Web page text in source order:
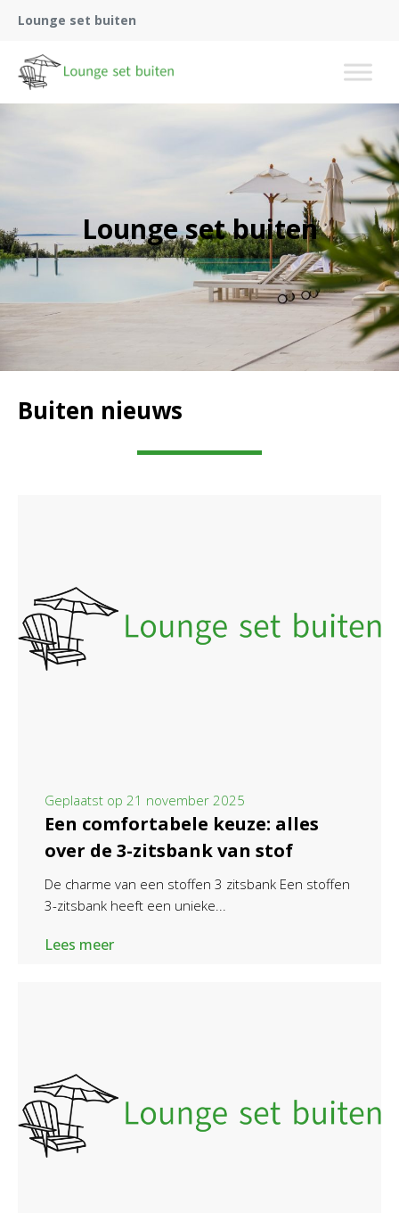
Lounge set buiten
Lounge set buiten
Buiten nieuws
Geplaatst op 21 november 2025
Een comfortabele keuze: alles
over de 3-zitsbank van stof
De charme van een stoffen 3 zitsbank Een stoffen
3-zitsbank heeft een unieke...
Lees meer